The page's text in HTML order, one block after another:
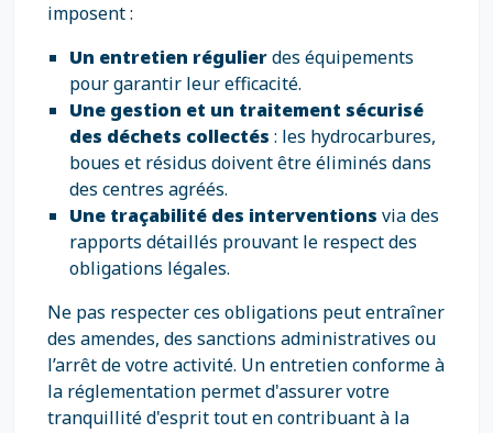
imposent :
Un entretien régulierdes équipements
pour garantir leur efficacité.
Une gestion et un traitement sécurisé
des déchets collectés : les hydrocarbures,
boues et résidus doivent être éliminés dans
des centres agréés.
Une traçabilité des interventions via des
rapports détaillés prouvant le respect des
obligations légales.
Ne pas respecter ces obligations peut entraîner
des amendes, des sanctions administratives ou
l’arrêt de votre activité. Un entretien conforme à
la réglementation permet d'assurer votre
tranquillité d'esprit tout en contribuant à la